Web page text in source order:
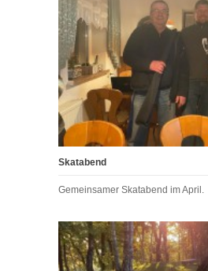
Skatabend
Gemeinsamer Skatabend im April.